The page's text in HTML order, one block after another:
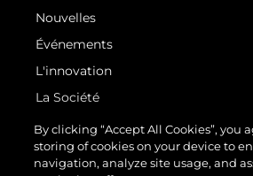
Nouvelles
Événements
L'innovation
La Société
Notre Équipe
Style De Vie
By clicking “Accept All Cookies”, you
storing of cookies on your device to
navigation, analyze site usage, and